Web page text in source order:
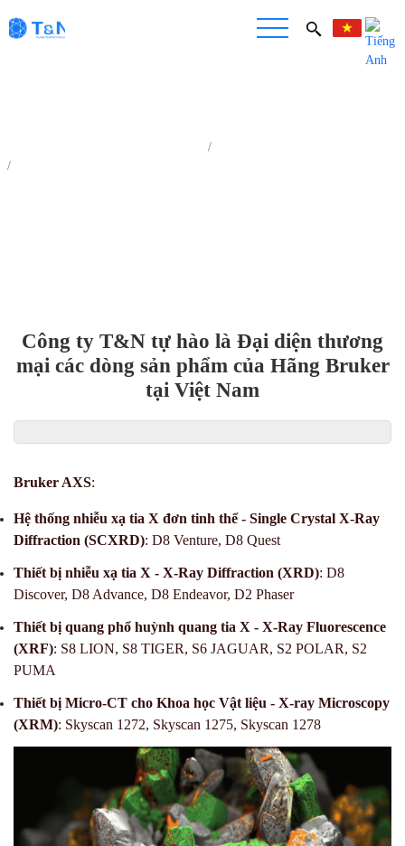
Công ty T&N tự hào là Đại diện thương
mại các dòng sản phẩm của Hãng Bruker
tại Việt Nam
Bruker AXS:
Hệ thống nhiễu xạ tia X đơn tinh thể - Single Crystal X-Ray
Diffraction (SCXRD): D8 Venture, D8 Quest
Thiết bị nhiễu xạ tia X - X-Ray Diffraction (XRD): D8
Discover, D8 Advance, D8 Endeavor, D2 Phaser
Thiết bị quang phổ huỳnh quang tia X - X-Ray Fluorescence
(XRF): S8 LION, S8 TIGER, S6 JAGUAR, S2 POLAR, S2
PUMA
Thiết bị Micro-CT cho Khoa học Vật liệu - X-ray Microscopy
(XRM): Skyscan 1272, Skyscan 1275, Skyscan 1278